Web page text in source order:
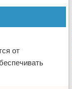
от